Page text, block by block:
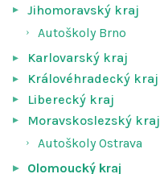
Jihomoravský kraj
Autoškoly Brno
Karlovarský kraj
Královéhradecký kraj
Liberecký kraj
Moravskoslezský kraj
Autoškoly Ostrava
Olomoucký kraj